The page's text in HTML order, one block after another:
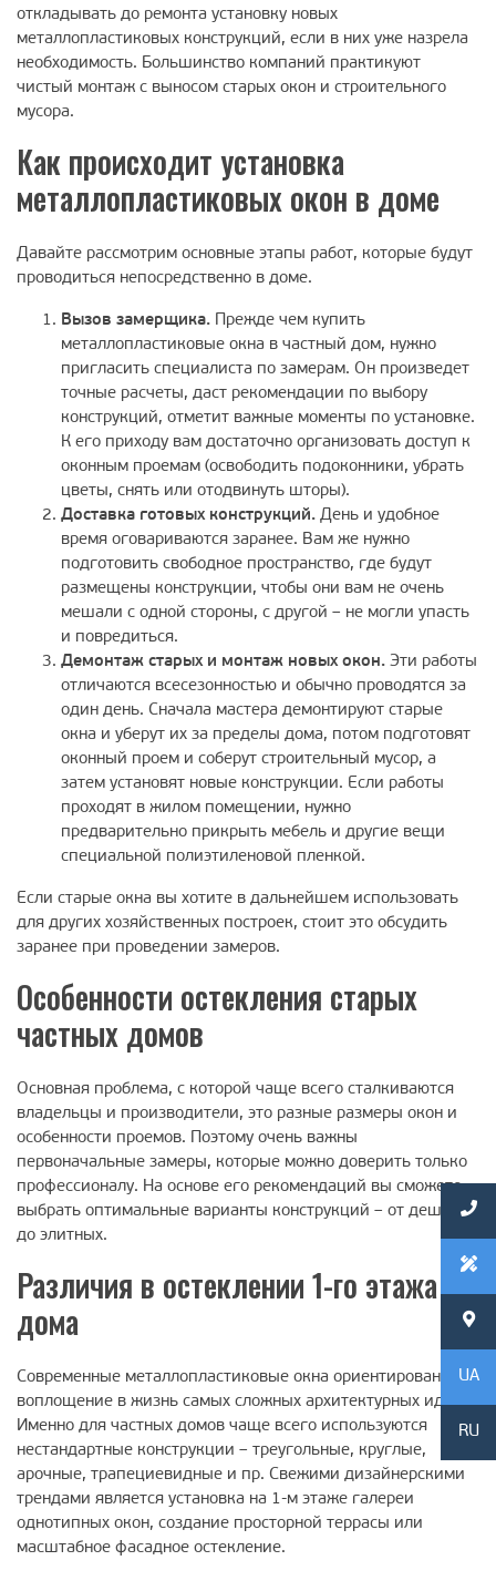
откладывать до ремонта установку новых
металлопластиковых конструкций, если в них уже назрела
необходимость. Большинство компаний практикуют
чистый монтаж с выносом старых окон и строительного
мусора.
Как происходит установка
металлопластиковых окон в доме
Давайте рассмотрим основные этапы работ, которые будут
проводиться непосредственно в доме.
Вызов замерщика. Прежде чем купить
металлопластиковые окна в частный дом, нужно
пригласить специалиста по замерам. Он произведет
точные расчеты, даст рекомендации по выбору
конструкций, отметит важные моменты по установке.
К его приходу вам достаточно организовать доступ к
оконным проемам (освободить подоконники, убрать
цветы, снять или отодвинуть шторы).
Доставка готовых конструкций. День и удобное
время оговариваются заранее. Вам же нужно
подготовить свободное пространство, где будут
размещены конструкции, чтобы они вам не очень
мешали с одной стороны, с другой – не могли упасть
и повредиться.
Демонтаж старых и монтаж новых окон. Эти работы
отличаются всесезонностью и обычно проводятся за
один день. Сначала мастера демонтируют старые
окна и уберут их за пределы дома, потом подготовят
оконный проем и соберут строительный мусор, а
затем установят новые конструкции. Если работы
проходят в жилом помещении, нужно
предварительно прикрыть мебель и другие вещи
специальной полиэтиленовой пленкой.
Если старые окна вы хотите в дальнейшем использовать
для других хозяйственных построек, стоит это обсудить
заранее при проведении замеров.
Особенности остекления старых
частных домов
Основная проблема, с которой чаще всего сталкиваются
владельцы и производители, это разные размеры окон и
особенности проемов. Поэтому очень важны
первоначальные замеры, которые можно доверить только
профессионалу. На основе его рекомендаций вы сможете
выбрать оптимальные варианты конструкций – от дешевых
до элитных.
Различия в остеклении 1-го этажа
дома
Современные металлопластиковые окна ориентированы на
воплощение в жизнь самых сложных архитектурных идей.
Именно для частных домов чаще всего используются
нестандартные конструкции – треугольные, круглые,
арочные, трапециевидные и пр. Свежими дизайнерскими
трендами является установка на 1-м этаже галереи
однотипных окон, создание просторной террасы или
масштабное фасадное остекление.
UA
RU